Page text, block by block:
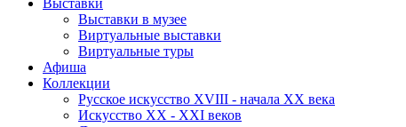
Выставки
Выставки в музее
Виртуальные выставки
Виртуальные туры
Афиша
Коллекции
Русское искусство ХVIII - начала ХХ века
Искусство ХХ - ХХI веков